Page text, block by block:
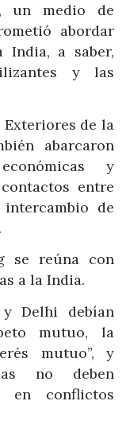
un medio de
abordar
India, a saber,
y las
de la
abarcaron
y
entre
de
se reúna con
a la India.
Delhi debían
mutuo, la
mutuo”, y
no deben
en conflictos